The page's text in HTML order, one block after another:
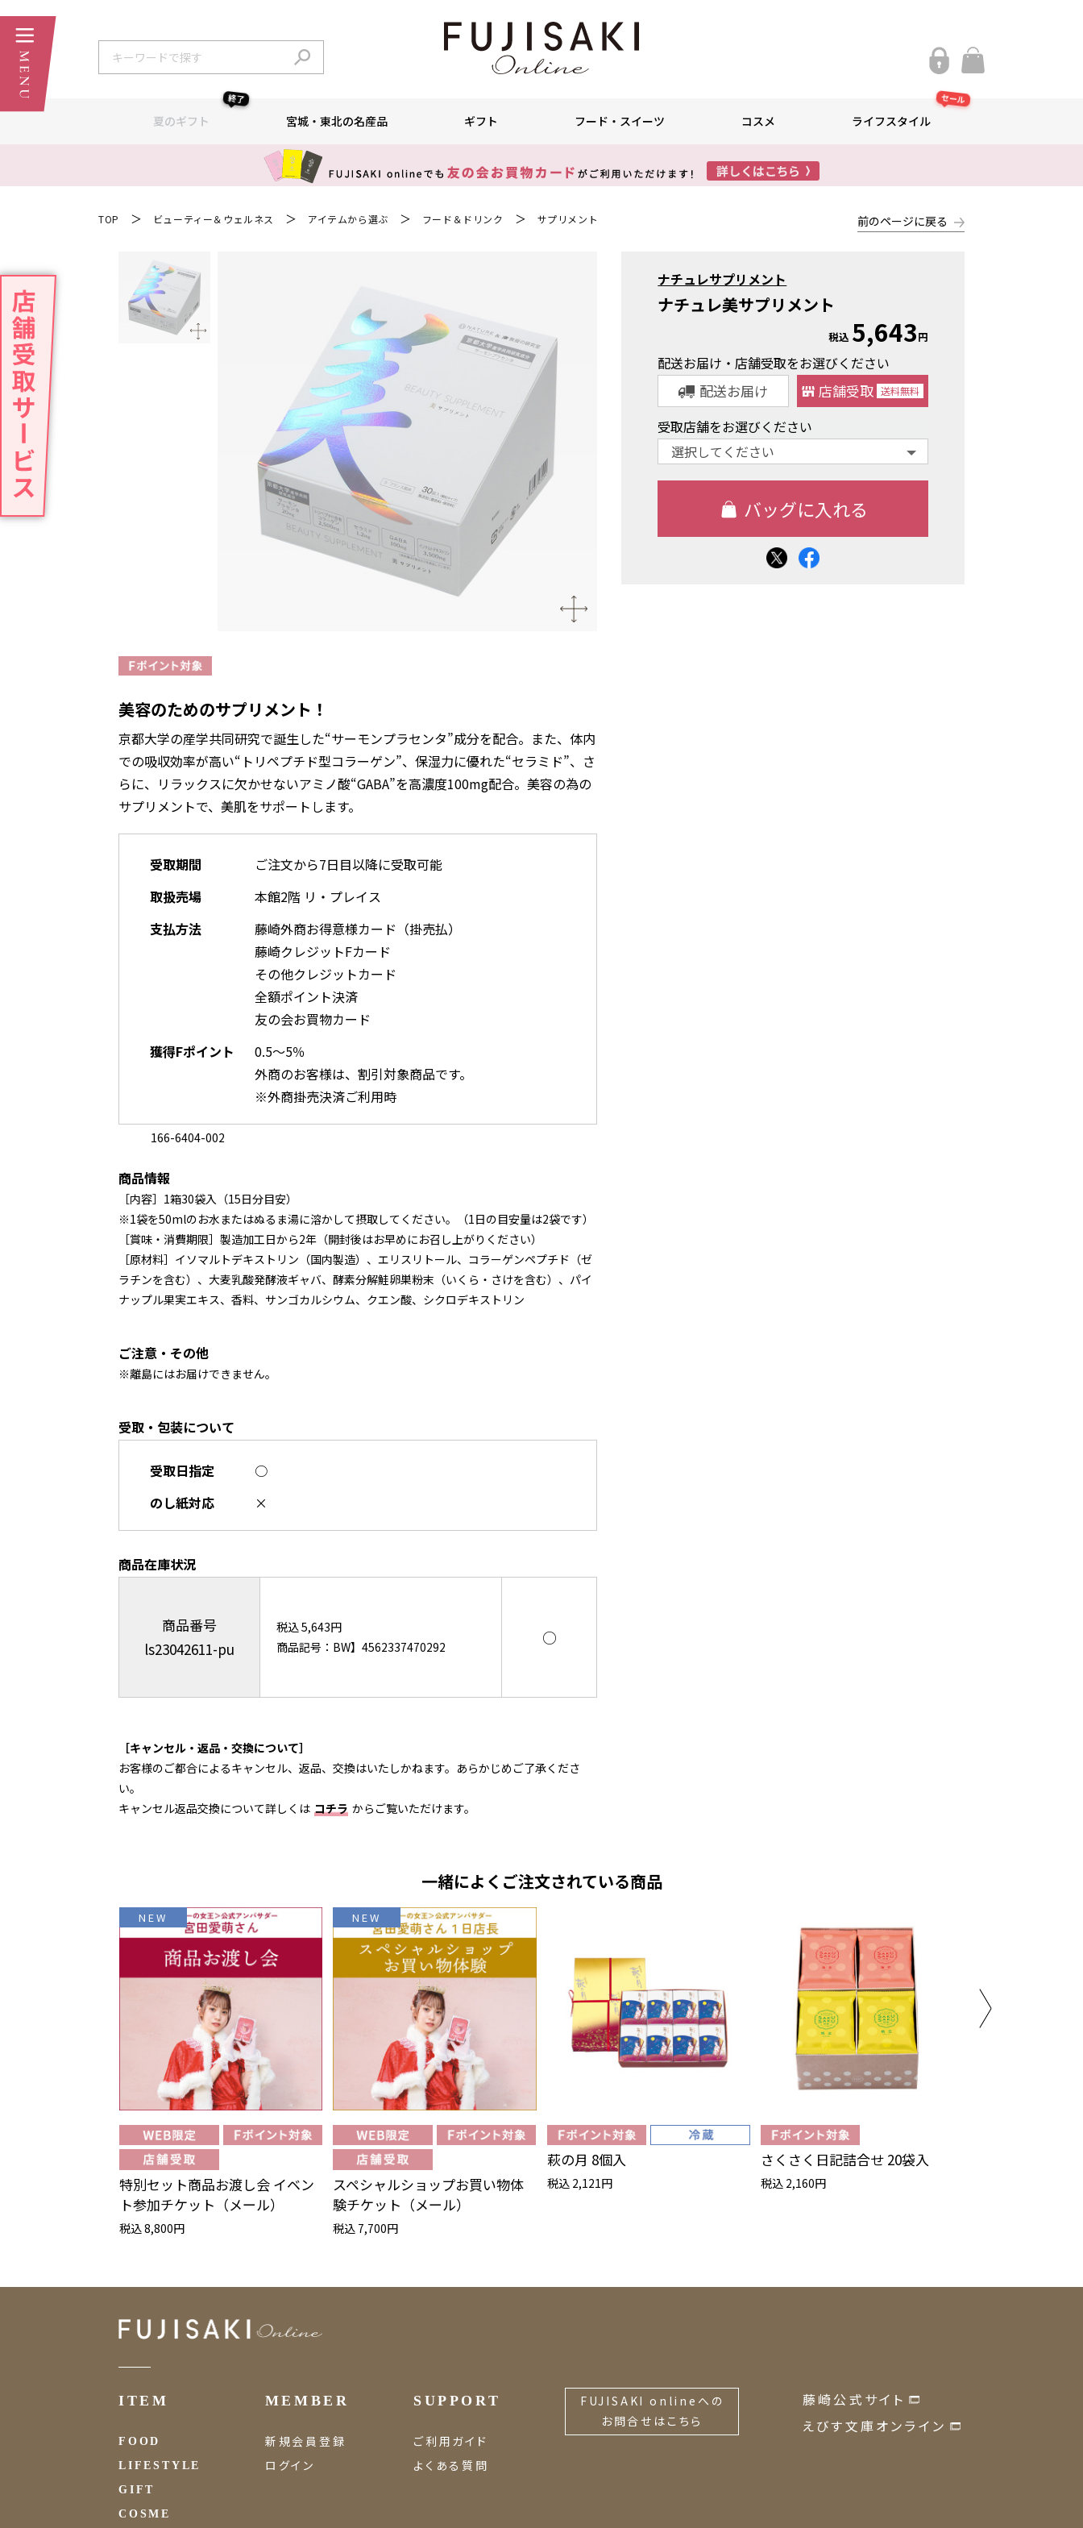
夏のギフト
終了
宮城・東北の名産品 ギフト フード・スイーツ コスメ ライフスタイル
セール
TOP ＞ ビューティー＆ウェルネス ＞ アイテムから選ぶ ＞ フード＆ドリンク ＞ サプリメント 前のページに戻る
美容のためのサプリメント！
京都大学の産学共同研究で誕生した“サーモンプラセンタ”成分を配合。また、体内
での吸収効率が高い“トリペプチド型コラーゲン”、保湿力に優れた“セラミド”、さ
らに、リラックスに欠かせないアミノ酸“GABA”を高濃度100mg配合。美容の為の
サプリメントで、美肌をサポートします。
受取期間
ご注文から7日目以降に受取可能
取扱売場
本館2階 リ・プレイス
支払方法
藤崎外商お得意様カード（掛売払）
藤崎クレジットFカード
その他クレジットカード
全額ポイント決済
友の会お買物カード
獲得Fポイント
0.5～5％
外商のお客様は、割引対象商品です。
※外商掛売決済ご利用時
166-6404-002
商品情報
［内容］1箱30袋入（15日分目安）
※1袋を50mlのお水またはぬるま湯に溶かして摂取してください。（1日の目安量は2袋です）
［賞味・消費期限］製造加工日から2年（開封後はお早めにお召し上がりください）
［原材料］イソマルトデキストリン（国内製造）、エリスリトール、コラーゲンペプチド（ゼ
ラチンを含む）、大麦乳酸発酵液ギャバ、酵素分解鮭卵巣粉末（いくら・さけを含む）、パイ
ナップル果実エキス、香料、サンゴカルシウム、クエン酸、シクロデキストリン
ご注意・その他
※離島にはお届けできません。
受取・包装について
受取日指定
○
のし紙対応
×
商品在庫状況
商品番号
ls23042611-pu
税込 5,643円
商品記号：BW】4562337470292
○
［キャンセル・返品・交換について］
お客様のご都合によるキャンセル、返品、交換はいたしかねます。あらかじめご了承くださ
い。
キャンセル返品交換について詳しくは コチラ からご覧いただけます。
ナチュレサプリメント
ナチュレ美サプリメント
税込 5,643円
配送お届け・店舗受取をお選びください
配送お届け 店舗受取 送料無料
受取店舗をお選びください
一緒によくご注文されている商品
NEW
特別セット商品お渡し会 イベン
ト参加チケット（メール）
税込 8,800円
NEW
スペシャルショップお買い物体
験チケット（メール）
税込 7,700円
萩の月 8個入
税込 2,121円
さくさく日記詰合せ 20袋入
税込 2,160円
ITEM
FOOD
LIFESTYLE
GIFT
COSME
MEMBER
新規会員登録
ログイン
SUPPORT
ご利用ガイド
よくある質問
FUJISAKI onlineへの
お問合せはこちら
藤崎公式サイト
えびす文庫オンライン